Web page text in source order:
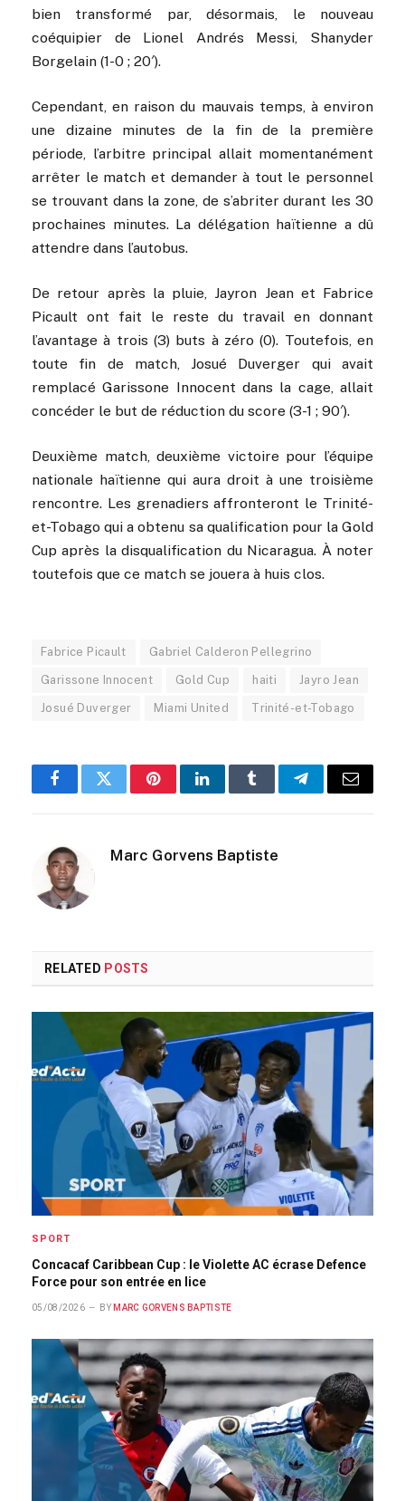
bien transformé par, désormais, le nouveau
coéquipier de Lionel Andrés Messi, Shanyder
Borgelain (1-0 ; 20′).
Cependant, en raison du mauvais temps, à environ
une dizaine minutes de la fin de la première
période, l’arbitre principal allait momentanément
arrêter le match et demander à tout le personnel
se trouvant dans la zone, de s’abriter durant les 30
prochaines minutes. La délégation haïtienne a dû
attendre dans l’autobus.
De retour après la pluie, Jayron Jean et Fabrice
Picault ont fait le reste du travail en donnant
l’avantage à trois (3) buts à zéro (0). Toutefois, en
toute fin de match, Josué Duverger qui avait
remplacé Garissone Innocent dans la cage, allait
concéder le but de réduction du score (3-1 ; 90′).
Deuxième match, deuxième victoire pour l’équipe
nationale haïtienne qui aura droit à une troisième
rencontre. Les grenadiers affronteront le Trinité-
et-Tobago qui a obtenu sa qualification pour la Gold
Cup après la disqualification du Nicaragua. À noter
toutefois que ce match se jouera à huis clos.
Fabrice Picault Gabriel Calderon Pellegrino
Garissone Innocent Gold Cup haiti Jayro Jean
Josué Duverger Miami United Trinité-et-Tobago
FacebookTwitterPinterestLinkedInTumblrTelegramEmail
Marc Gorvens Baptiste
RELATED POSTS
SPORT
Concacaf Caribbean Cup : le Violette AC écrase Defence
Force pour son entrée en lice
05/08/2026 BY MARC GORVENS BAPTISTE